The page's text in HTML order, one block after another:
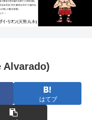
Alvarado)
はてブ